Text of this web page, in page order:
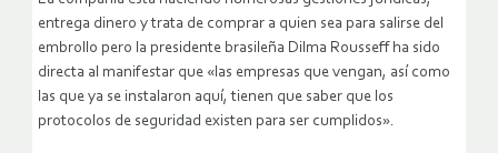
entrega dinero y trata de comprar a quien sea para salirse del
embrollo pero la presidente brasileña Dilma Rousseff ha sido
directa al manifestar que «las empresas que vengan, así como
las que ya se instalaron aquí, tienen que saber que los
protocolos de seguridad existen para ser cumplidos».